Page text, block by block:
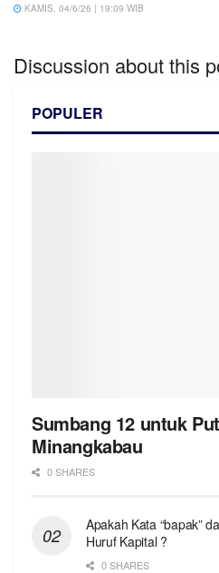
KAMIS, 04/6/26 | 19:09 WIB
Discussion about this
POPULER
Sumbang 12 untuk
Minangkabau
0 SHARES
Apakah Kata “bapak”
Huruf Kapital ?
0 SHARES